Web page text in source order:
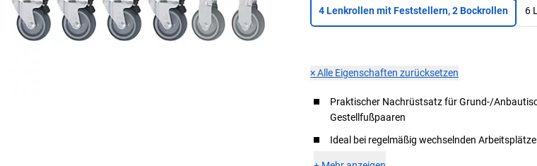
4 Lenkrollen mit Feststellern, 2 Bockrollen 6
×Alle Eigenschaften zurücksetzen
Praktischer Nachrüstsatz für Grund-/
Gestellfußpaaren
Ideal bei regelmäßig wechselnden